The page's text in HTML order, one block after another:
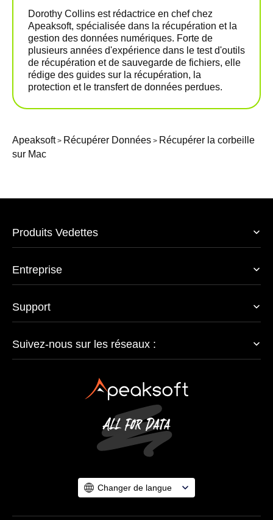
Dorothy Collins est rédactrice en chef chez
Apeaksoft, spécialisée dans la récupération et la
gestion des données numériques. Forte de
plusieurs années d'expérience dans le test d'outils
de récupération et de sauvegarde de fichiers, elle
rédige des guides sur la récupération, la
protection et le transfert de données perdues.
Apeaksoft> Récupérer Données > Récupérer la corbeille
sur Mac
Produits Vedettes
Entreprise
Support
Suivez-nous sur les réseaux :
Changer de langue